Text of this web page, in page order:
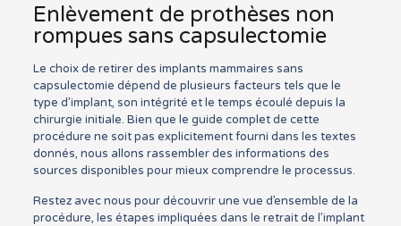
Enlèvement de prothèses non
rompues sans capsulectomie
Le choix de retirer des implants mammaires sans
capsulectomie dépend de plusieurs facteurs tels que le
type d’implant, son intégrité et le temps écoulé depuis la
chirurgie initiale. Bien que le guide complet de cette
procédure ne soit pas explicitement fourni dans les textes
donnés, nous allons rassembler des informations des
sources disponibles pour mieux comprendre le processus.
Restez avec nous pour découvrir une vue d’ensemble de la
procédure, les étapes impliquées dans le retrait de l’implant